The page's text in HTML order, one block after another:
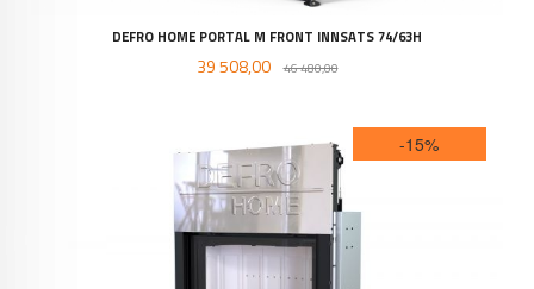
DEFRO HOME PORTAL M FRONT INNSATS 74/63H
Tilbud
39 508,00 46 480,00Rabatt
-15%